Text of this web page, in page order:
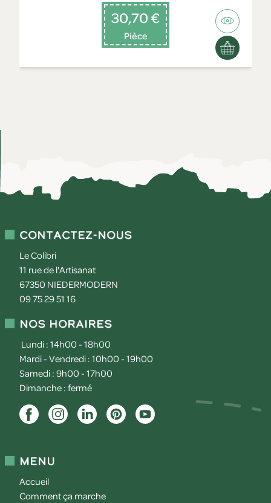
30,70 €
Pièce
Contactez-nous
Le Colibri
11 rue de l'Artisanat
67350 NIEDERMODERN
09 75 29 51 16
Nos horaires
Lundi : 14h00 - 18h00
Mardi - Vendredi : 10h00 - 19h00
Samedi : 9h00 - 17h00
Dimanche : fermé
Menu
Accueil
Comment ça marche